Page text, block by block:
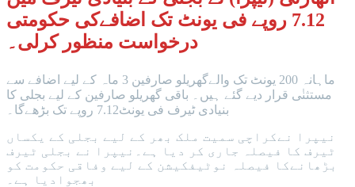
7.12 روپے فی یونٹ تک اضافےکی حکومتی
درخواست منظور کرلی۔
ماہانہ 200 یونٹ تک والےگھریلو صارفین 3 ماہ کے لیے اضافے سے
مستثنٰی قرار دیے گئے ہیں۔ باقی گھریلو صارفین کے لیے بجلی کا
بنیادی ٹیرف فی یونٹ7.12 روپے تک بڑھےگا۔
نیپرا نےکراچی سمیت ملک بھر کے لیے بجلی کے یکساں
ٹیرف کا فیصلہ جاری کر دیا ہے۔نیپرا نے بجلی ٹیرف
بڑھانےکا فیصلہ نوٹیفکیشن کے لیے وفاقی حکومت کو
بھجوادیا ہے۔